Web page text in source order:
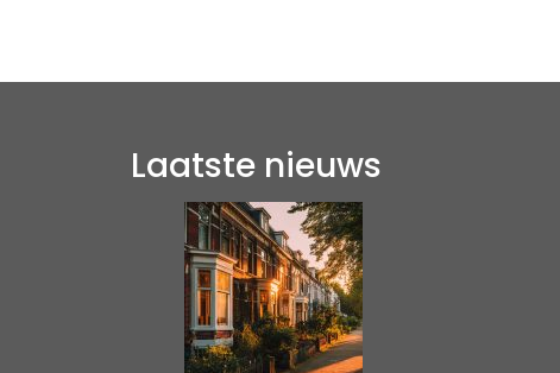
Laatste nieuws